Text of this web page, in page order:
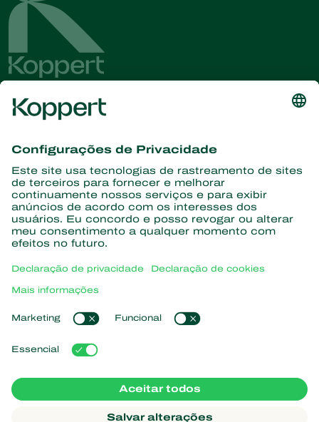
informações
Assine aqui
Parceiros com a natureza
Vespas Parasitoides
Nematoides benéficos
Microorganismos benéficos
Proteção de culturas
Sobre a Koppert
Centro de informações
Trabalhe na Koppert
Links de Interesse
Natutec
Gazebo
Koppert Global
Gerir cookies